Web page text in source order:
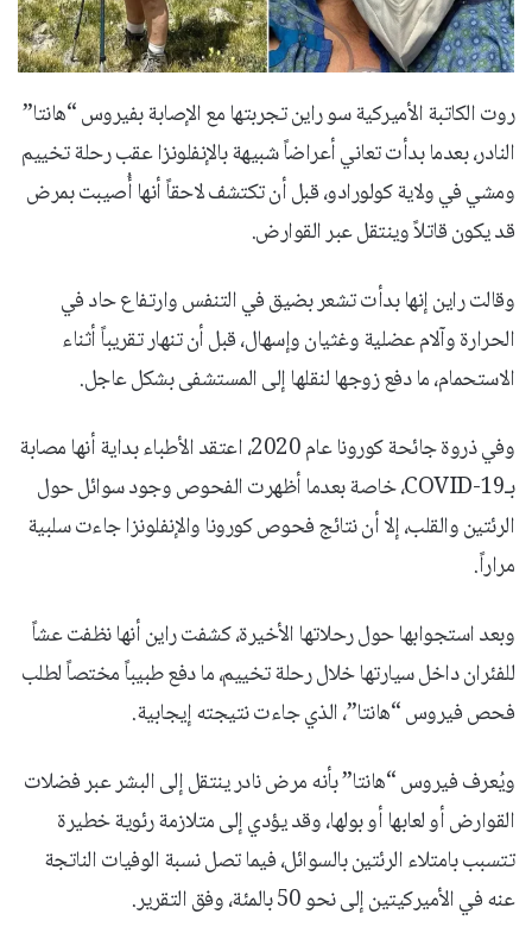
روت الكاتبة الأميركية سو راين تجربتها مع الإصابة بفيروس “هانتا”
النادر، بعدما بدأت تعاني أعراضاً شبيهة بالإنفلونزا عقب رحلة تخييم
ومشي في ولاية كولورادو، قبل أن تكتشف لاحقاً أنها أُصيبت بمرض
قد يكون قاتلاً وينتقل عبر القوارض.
وقالت راين إنها بدأت تشعر بضيق في التنفس وارتفاع حاد في
الحرارة وآلام عضلية وغثيان وإسهال، قبل أن تنهار تقريباً أثناء
الاستحمام، ما دفع زوجها لنقلها إلى المستشفى بشكل عاجل.
وفي ذروة جائحة كورونا عام 2020، اعتقد الأطباء بداية أنها مصابة
بـCOVID-19، خاصة بعدما أظهرت الفحوص وجود سوائل حول
الرئتين والقلب، إلا أن نتائج فحوص كورونا والإنفلونزا جاءت سلبية
مراراً.
وبعد استجوابها حول رحلاتها الأخيرة، كشفت راين أنها نظفت عشاً
للفئران داخل سيارتها خلال رحلة تخييم، ما دفع طبيباً مختصاً لطلب
فحص فيروس “هانتا”، الذي جاءت نتيجته إيجابية.
ويُعرف فيروس “هانتا” بأنه مرض نادر ينتقل إلى البشر عبر فضلات
القوارض أو لعابها أو بولها، وقد يؤدي إلى متلازمة رئوية خطيرة
تتسبب بامتلاء الرئتين بالسوائل، فيما تصل نسبة الوفيات الناتجة
عنه في الأميركيتين إلى نحو 50 بالمئة، وفق التقرير.